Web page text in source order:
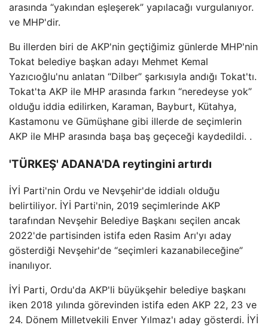
arasında “yakından eşleşerek” yapılacağı vurgulanıyor.
ve MHP'dir.
Bu illerden biri de AKP'nin geçtiğimiz günlerde MHP'nin
Tokat belediye başkan adayı Mehmet Kemal
Yazıcıoğlu'nu anlatan “Dilber” şarkısıyla andığı Tokat'tı.
Tokat'ta AKP ile MHP arasında farkın “neredeyse yok”
olduğu iddia edilirken, Karaman, Bayburt, Kütahya,
Kastamonu ve Gümüşhane gibi illerde de seçimlerin
AKP ile MHP arasında başa baş geçeceği kaydedildi. .
'TÜRKEŞ' ADANA'DA reytingini artırdı
İYİ Parti'nin Ordu ve Nevşehir'de iddialı olduğu
belirtiliyor. İYİ Parti'nin, 2019 seçimlerinde AKP
tarafından Nevşehir Belediye Başkanı seçilen ancak
2022'de partisinden istifa eden Rasim Arı'yı ​​aday
gösterdiği Nevşehir'de “seçimleri kazanabileceğine”
inanılıyor.
İYİ Parti, Ordu'da AKP'li büyükşehir belediye başkanı
iken 2018 yılında görevinden istifa eden AKP 22, 23 ve
24. Dönem Milletvekili Enver Yılmaz'ı aday gösterdi. İYİ